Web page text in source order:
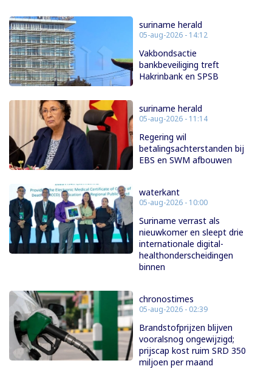
suriname herald
05-aug-2026 - 14:12
Vakbondsactie
bankbeveiliging treft
Hakrinbank en SPSB
suriname herald
05-aug-2026 - 11:14
Regering wil
betalingsachterstanden bij
EBS en SWM afbouwen
waterkant
05-aug-2026 - 10:00
Suriname verrast als
nieuwkomer en sleept drie
internationale digital-
healthonderscheidingen
binnen
chronostimes
05-aug-2026 - 02:39
Brandstofprijzen blijven
vooralsnog ongewijzigd;
prijscap kost ruim SRD 350
miljoen per maand